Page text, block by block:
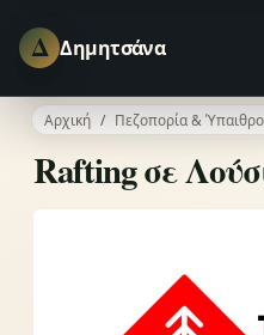
Δ Δημητσάνα
Αρχική Πεζοπορία &
Rafting σε